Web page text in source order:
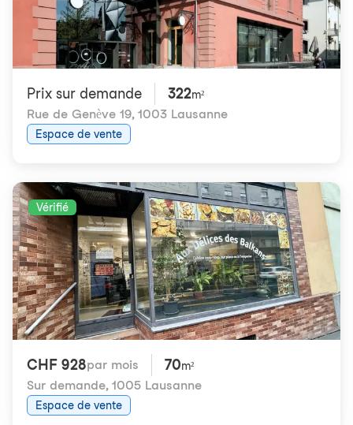
Prix ​​sur demande 322m²
Rue de Genève 19, 1003 Lausanne
Espace de vente
Vérifié
CHF 928par mois 70m²
Sur demande, 1005 Lausanne
Espace de vente